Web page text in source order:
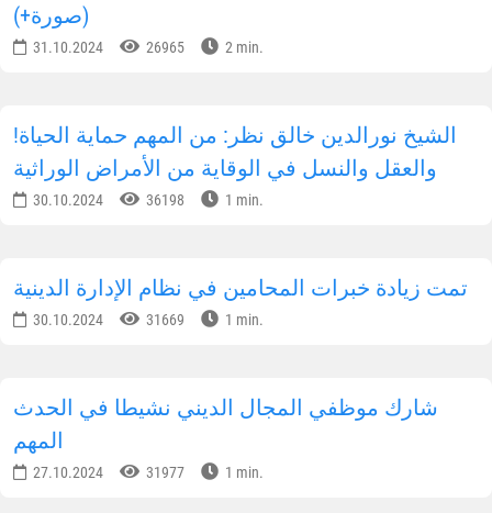
(صورة+)
31.10.2024 26965 2 min.
!الشيخ نورالدين خالق نظر: من المهم حماية الحياة
والعقل والنسل في الوقاية من الأمراض الوراثية
30.10.2024 36198 1 min.
تمت زيادة خبرات المحامين في نظام الإدارة الدينية
30.10.2024 31669 1 min.
شارك موظفي المجال الديني نشيطا في الحدث
المهم
27.10.2024 31977 1 min.